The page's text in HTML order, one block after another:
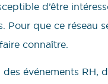
d’être
Pour que ce réseau
connaître.
des événements RH,